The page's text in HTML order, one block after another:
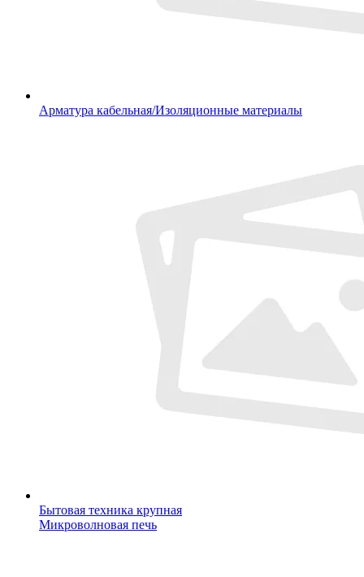
Арматура кабельная/Изоляционные материалы
Бытовая техника крупная
Микроволновая печь